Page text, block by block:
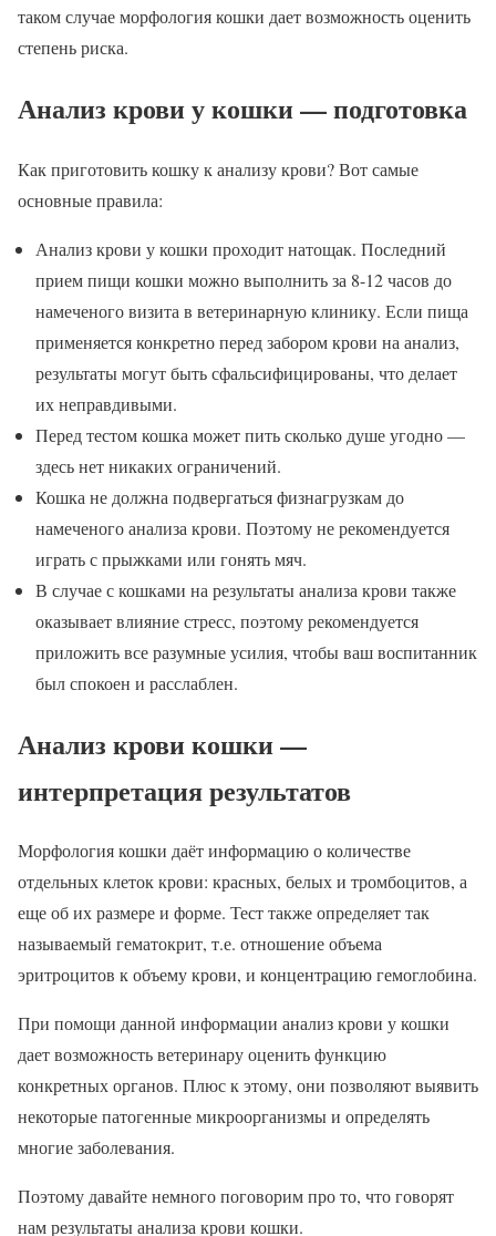
таком случае морфология кошки дает возможность оценить
степень риска.
Анализ крови у кошки — подготовка
Как приготовить кошку к анализу крови? Вот самые
основные правила:
Анализ крови у кошки проходит натощак. Последний
прием пищи кошки можно выполнить за 8-12 часов до
намеченого визита в ветеринарную клинику. Если пища
применяется конкретно перед забором крови на анализ,
результаты могут быть сфальсифицированы, что делает
их неправдивыми.
Перед тестом кошка может пить сколько душе угодно —
здесь нет никаких ограничений.
Кошка не должна подвергаться физнагрузкам до
намеченого анализа крови. Поэтому не рекомендуется
играть с прыжками или гонять мяч.
В случае с кошками на результаты анализа крови также
оказывает влияние стресс, поэтому рекомендуется
приложить все разумные усилия, чтобы ваш воспитанник
был спокоен и расслаблен.
Анализ крови кошки —
интерпретация результатов
Морфология кошки даёт информацию о количестве
отдельных клеток крови: красных, белых и тромбоцитов, а
еще об их размере и форме. Тест также определяет так
называемый гематокрит, т.е. отношение объема
эритроцитов к объему крови, и концентрацию гемоглобина.
При помощи данной информации анализ крови у кошки
дает возможность ветеринару оценить функцию
конкретных органов. Плюс к этому, они позволяют выявить
некоторые патогенные микроорганизмы и определять
многие заболевания.
Поэтому давайте немного поговорим про то, что говорят
нам результаты анализа крови кошки.